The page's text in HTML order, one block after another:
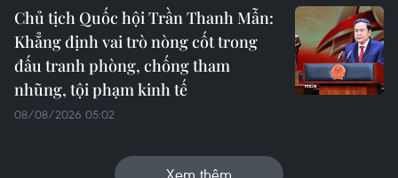
Chủ tịch Quốc hội Trần Thanh Mẫn:
Khẳng định vai trò nòng cốt trong
đấu tranh phòng, chống tham
nhũng, tội phạm kinh tế
08/08/2026 05:02